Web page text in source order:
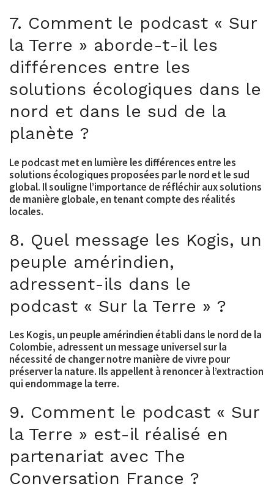
7. Comment le podcast « Sur
la Terre » aborde-t-il les
différences entre les
solutions écologiques dans le
nord et dans le sud de la
planète ?
Le podcast met en lumière les différences entre les
solutions écologiques proposées par le nord et le sud
global. Il souligne l’importance de réfléchir aux solutions
de manière globale, en tenant compte des réalités
locales.
8. Quel message les Kogis, un
peuple amérindien,
adressent-ils dans le
podcast « Sur la Terre » ?
Les Kogis, un peuple amérindien établi dans le nord de la
Colombie, adressent un message universel sur la
nécessité de changer notre manière de vivre pour
préserver la nature. Ils appellent à renoncer à l’extraction
qui endommage la terre.
9. Comment le podcast « Sur
la Terre » est-il réalisé en
partenariat avec The
Conversation France ?